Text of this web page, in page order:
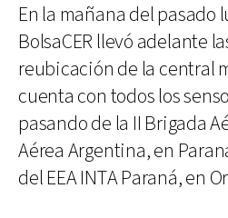
En la mañana del pasado
BolsaCER llevó adelante
reubicación de la central
cuenta con todos los
pasando de la II Brigada
Aérea Argentina, en
del EEA INTA Paraná, en